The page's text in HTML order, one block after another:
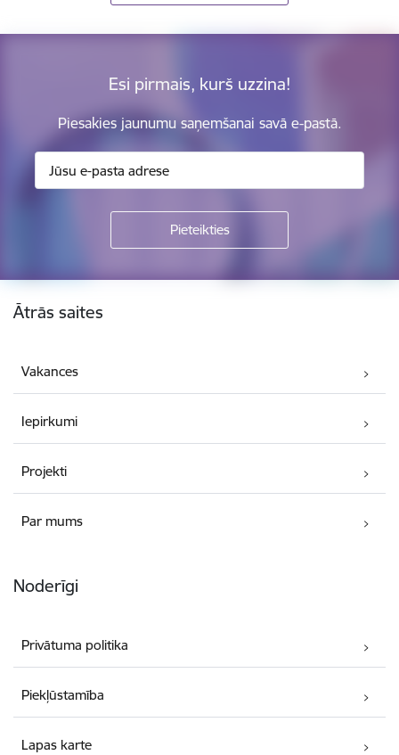
Esi pirmais, kurš uzzina!
Piesakies jaunumu saņemšanai savā e-pastā.
Kājene
Ātrās saites
Vakances
Iepirkumi
Projekti
Par mums
Noderīgi
Privātuma politika
Piekļūstamība
Lapas karte